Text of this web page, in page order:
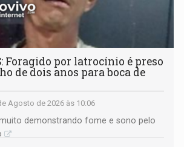
Foragido por latrocínio é preso
de dois anos para boca de
Agosto de 2026 às 10:06
demonstrando fome e sono pelo